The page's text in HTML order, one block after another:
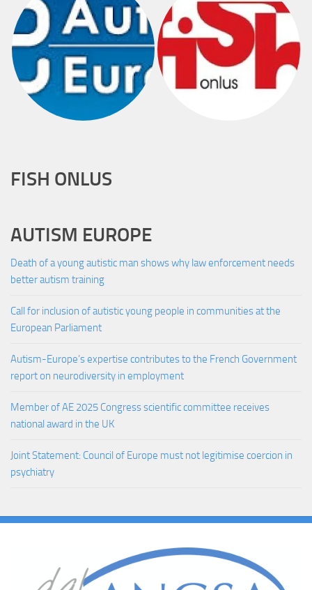
FISH ONLUS
AUTISM EUROPE
Death of a young autistic man shows why law enforcement needs
better autism training
Call for inclusion of autistic young people in communities at the
European Parliament
Autism-Europe’s expertise contributes to the French Government
report on neurodiversity in employment
Member of AE 2025 Congress scientific committee receives
national award in the UK
Joint Statement: Council of Europe must not legitimise coercion in
psychiatry